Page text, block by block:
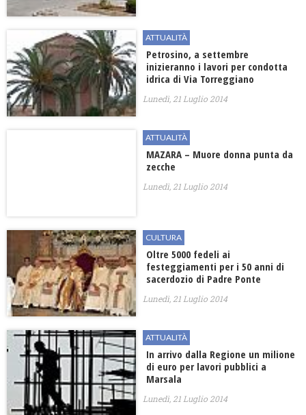
ATTUALITÀ
Petrosino, a settembre
inizieranno i lavori per condotta
idrica di Via Torreggiano
Lunedì, 21 Luglio 2014
ATTUALITÀ
MAZARA – Muore donna punta da
zecche
Lunedì, 21 Luglio 2014
CULTURA
Oltre 5000 fedeli ai
festeggiamenti per i 50 anni di
sacerdozio di Padre Ponte
Lunedì, 21 Luglio 2014
ATTUALITÀ
In arrivo dalla Regione un milione
di euro per lavori pubblici a
Marsala
Lunedì, 21 Luglio 2014